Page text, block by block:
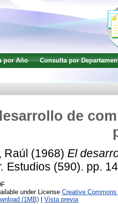
por Año
Consulta por
de
Raúl (1968) El
Estudios (590). pp.
under License Creative
(1MB)
Vista previa